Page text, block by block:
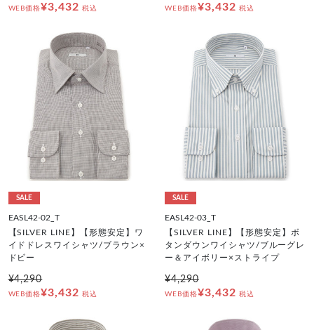
WEB価格¥3,432 税込 WEB価格¥3,432 税込
SALE
EASL42-02_T
【SILVER LINE】【形態安定】ワ
イドドレスワイシャツ/ブラウン×
ドビー
¥4,290
WEB価格¥3,432 税込
SALE
EASL42-03_T
【SILVER LINE】【形態安定】ボ
タンダウンワイシャツ/ブルーグレ
ー＆アイボリー×ストライプ
¥4,290
WEB価格¥3,432 税込